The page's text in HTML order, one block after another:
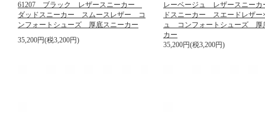
61207 ブラック レザースニーカー
ダッドスニーカー スムースレザー コ
ンフォートシューズ 厚底スニーカー
35,200円(税3,200円)
レーベージュ レザースニー
ドスニーカー スエードレザー
ュ コンフォートシューズ 厚
カー
35,200円(税3,200円)